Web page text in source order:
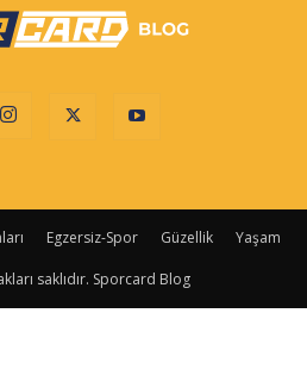
Egzersiz-Spor Güzellik Yaşam
saklıdır. Sporcard Blog